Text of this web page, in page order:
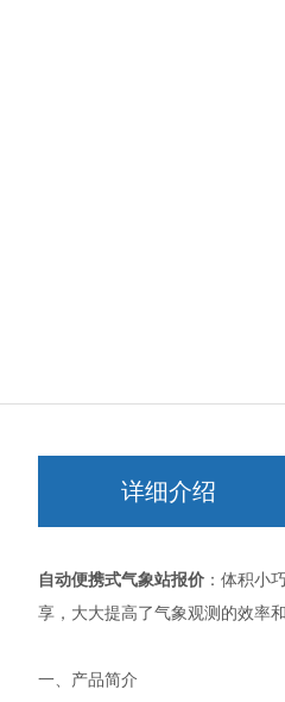
详细介绍
自动便携式气象站报价 ：体积小
享，大大提高了气象观测的效率和
一、产品简介